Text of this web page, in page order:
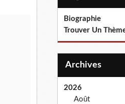
Biographie
Trouver Un
Archives
2026
Août